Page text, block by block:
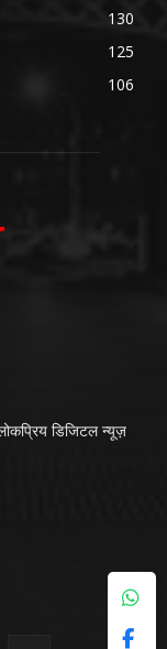
130
125
106
डिजिटल न्यूज़